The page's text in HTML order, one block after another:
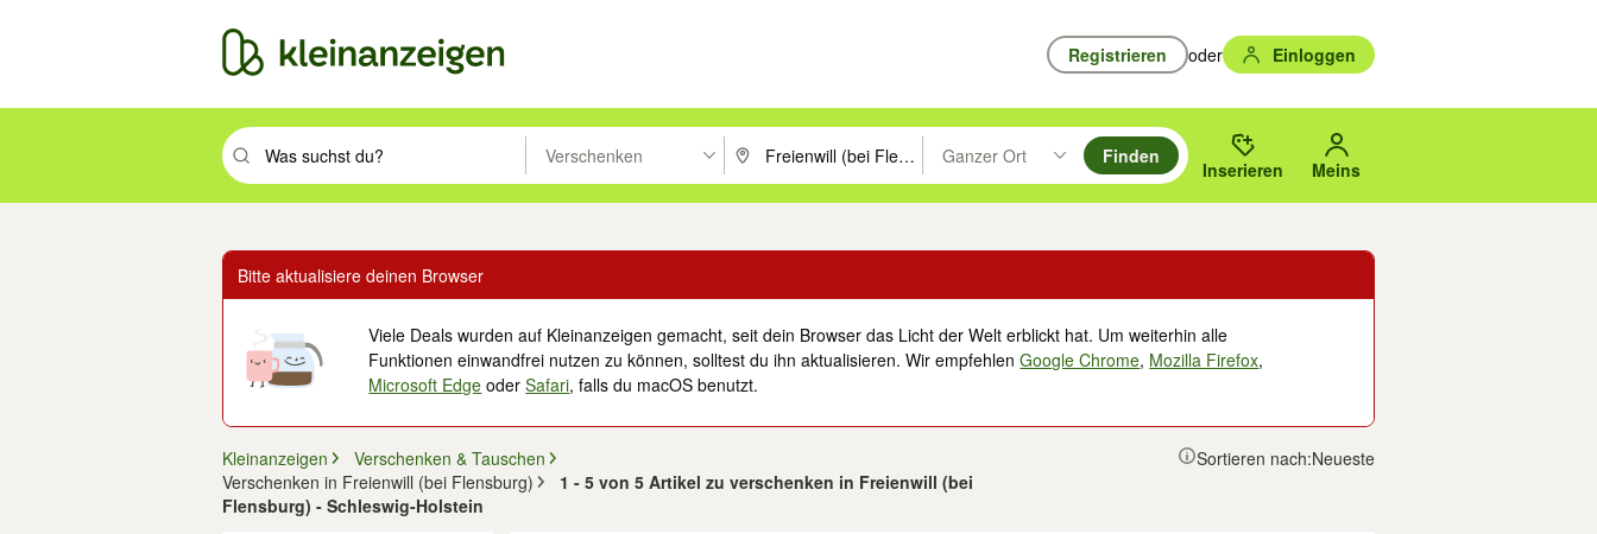
Registrieren oder Einloggen
Suchbegriff eingeben. Eingabetaste drücken um zu suchen, oder Vorschläge mit den Pfeiltasten nach oben/unten durchsuchen und mit Eingabetaste auswählen.
Verschenken PLZ oder Ort eingeben. Eingabetaste drücken um zu suchen, oder Vorschläge mit den Pfeiltasten nach oben/
Ganzer Ort
Suche im Umkreis des gewählten Orts oder PLZ.
Finden
Inserieren Meins
Bitte aktualisiere deinen Browser
Viele Deals wurden auf Kleinanzeigen gemacht, seit dein Browser das Licht der Welt erblickt hat. Um weiterhin alle
Funktionen einwandfrei nutzen zu können, solltest du ihn aktualisieren. Wir empfehlenGoogle Chrome, Mozilla Firefox,
Microsoft Edge oderSafari, falls du macOS benutzt.
Kleinanzeigen
Verschenken & Tauschen
Verschenken in Freienwill (bei Flensburg)
1 - 5 von 5 Artikel zu verschenken in Freienwill (bei
Flensburg) - Schleswig-Holstein
Sortieren nach:Neueste